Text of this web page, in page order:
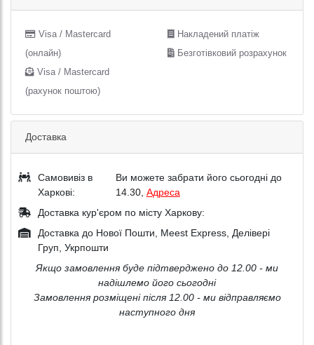
Visa / Mastercard
(онлайн)
Visa / Mastercard
(рахунок поштою)
Накладений платіж
Безготівковий розрахунок
Доставка
Самовивіз в
Харкові:
Ви можете забрати його сьогодні до
14.30, Адреса
Доставка кур'єром по місту Харкову:
Доставка до Нової Пошти, Meest Express, Делівері
Груп, Укрпошти
Якщо замовлення буде підтверджено до 12.00 - ми
надішлемо його сьогодні
Замовлення розміщені після 12.00 - ми відправляємо
наступного дня